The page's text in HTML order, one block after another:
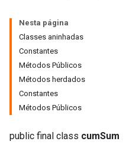
Nesta página
Classes aninhadas
Constantes
Métodos Públicos
Métodos herdados
Constantes
Métodos Públicos
public final class cumSum